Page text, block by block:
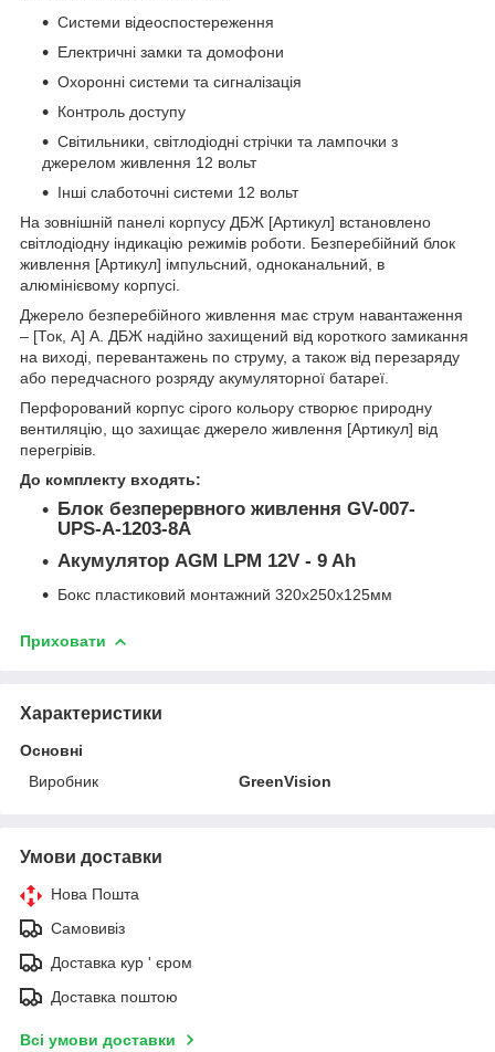
Системи відеоспостереження
Електричні замки та домофони
Охоронні системи та сигналізація
Контроль доступу
Світильники, світлодіодні стрічки та лампочки з
джерелом живлення 12 вольт
Інші слаботочні системи 12 вольт
На зовнішній панелі корпусу ДБЖ [Артикул] встановлено
світлодіодну індикацію режимів роботи. Безперебійний блок
живлення [Артикул] імпульсний, одноканальний, в
алюмінієвому корпусі.
Джерело безперебійного живлення має струм навантаження
– [Ток, А] А. ДБЖ надійно захищений від короткого замикання
на виході, перевантажень по струму, а також від перезаряду
або передчасного розряду акумуляторної батареї.
Перфорований корпус сірого кольору створює природну
вентиляцію, що захищає джерело живлення [Артикул] від
перегрівів.
До комплекту входять:
Блок безперервного живлення GV-007-
UPS-A-1203-8A
Акумулятор AGM LPM 12V - 9 Ah
Бокс пластиковий монтажний 320х250х125мм
Приховати
Характеристики
Основні
Виробник
GreenVision
Умови доставки
Нова Пошта
Самовивіз
Доставка кур ' єром
Доставка поштою
Всі умови доставки